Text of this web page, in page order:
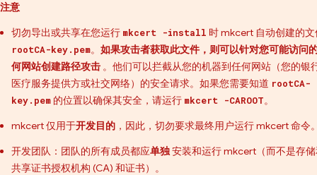
注意
切勿导出或共享在您运行 mkcert -install 时 mkcert 自动创建的文
rootCA-key.pem。 如果攻击者获取此文件，则可以针对您可能访问
何网站创建路径攻击 。他们可以拦截从您的机器到任何网站（您的银
医疗服务提供方或社交网络）的安全请求。如果您需要知道 rootCA-
key.pem 的位置以确保其安全，请运行 mkcert -CAROOT。
mkcert 仅用于开发目的 ，因此，切勿要求最终用户运行 mkcert 命令
开发团队：团队的所有成员都应单独安装和运行 mkcert（而不是存
共享证书授权机构 (CA) 和证书）。